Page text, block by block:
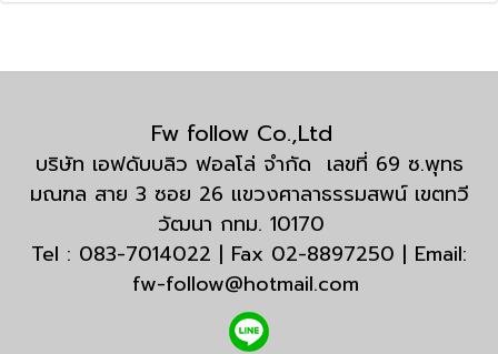
Fw follow Co.,Ltd
บริษัท เอฟดับบลิว ฟอลโล่ จำกัด เลขที่ 69 ซ.พุทธ
มณฑล สาย 3 ซอย 26 แขวงศาลาธรรมสพน์ เขตทวี
วัฒนา กทม. 10170
Tel : 083-7014022 | Fax 02-8897250 | Email:
fw-follow@hotmail.com